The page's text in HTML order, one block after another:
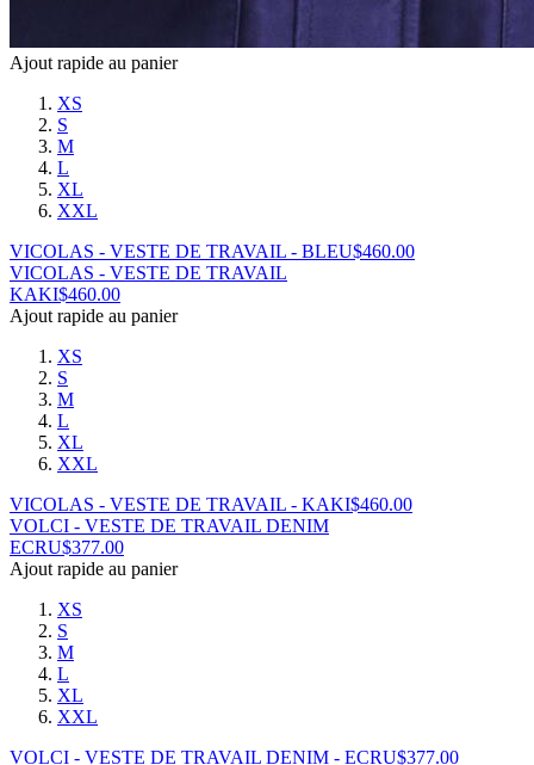
Ajout rapide au panier
XS
S
M
L
XL
XXL
VICOLAS - VESTE DE TRAVAIL - BLEU$460.00
VICOLAS - VESTE DE TRAVAIL
KAKI$460.00
Ajout rapide au panier
XS
S
M
L
XL
XXL
VICOLAS - VESTE DE TRAVAIL - KAKI$460.00
VOLCI - VESTE DE TRAVAIL DENIM
ECRU$377.00
Ajout rapide au panier
XS
S
M
L
XL
XXL
VOLCI - VESTE DE TRAVAIL DENIM - ECRU$377.00